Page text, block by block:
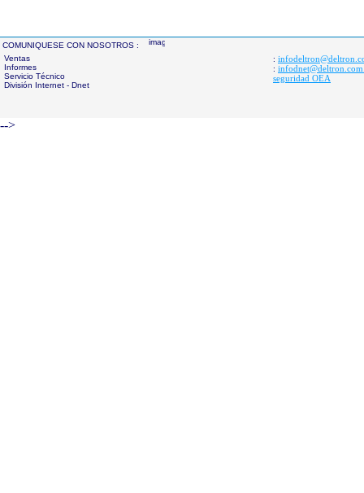
COMUNIQUESE CON NOSOTROS :
Ventas
Informes
Servicio Técnico
División Internet - Dnet
:
:
seguridad OEA
-->